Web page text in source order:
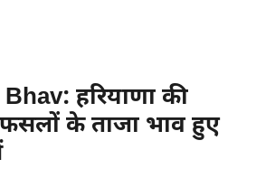
हरियाणा की
के ताजा भाव हुए